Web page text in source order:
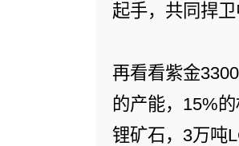
起手，共同捍
再看看紫金
的产能，15%
锂矿石，3万吨